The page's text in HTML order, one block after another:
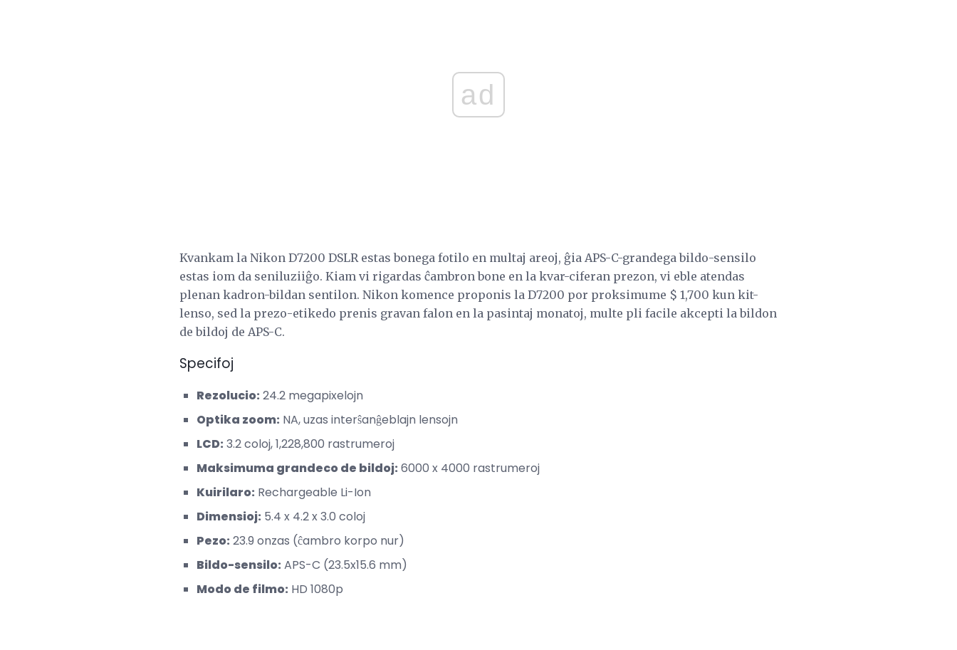
ad
Kvankam la Nikon D7200 DSLR estas bonega fotilo en multaj areoj, ĝia APS-C-grandega bildo-sensilo
estas iom da seniluziiĝo. Kiam vi rigardas ĉambron bone en la kvar-ciferan prezon, vi eble atendas
plenan kadron-bildan sentilon. Nikon komence proponis la D7200 por proksimume $ 1,700 kun kit-
lenso, sed la prezo-etikedo prenis gravan falon en la pasintaj monatoj, multe pli facile akcepti la bildon
de bildoj de APS-C.
Specifoj
Rezolucio: 24.2 megapixelojn
Optika zoom: NA, uzas interŝanĝeblajn lensojn
LCD: 3.2 coloj, 1,228,800 rastrumeroj
Maksimuma grandeco de bildoj: 6000 x 4000 rastrumeroj
Kuirilaro: Rechargeable Li-Ion
Dimensioj: 5.4 x 4.2 x 3.0 coloj
Pezo: 23.9 onzas (ĉambro korpo nur)
Bildo-sensilo: APS-C (23.5x15.6 mm)
Modo de filmo: HD 1080p